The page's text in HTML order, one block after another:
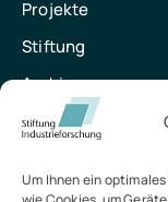
Um Ihnen ein
Projekte
Stiftung
Archiv
Kontakt
Kontakt